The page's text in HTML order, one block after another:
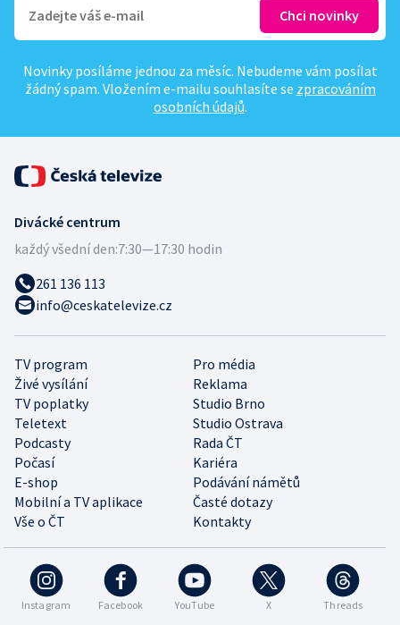
Novinky posíláme jednou za měsíc. Nebudeme vám posílat
žádný spam. Vložením e-mailu souhlasíte se zpracováním
osobních údajů.